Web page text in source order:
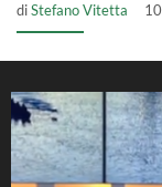
diStefano Vitetta